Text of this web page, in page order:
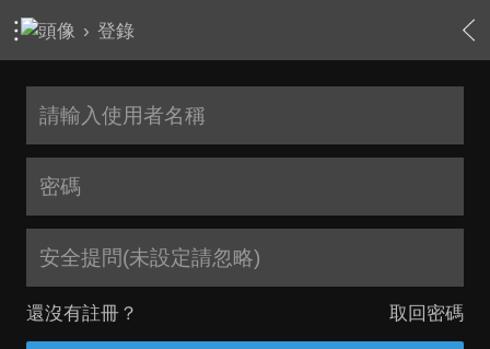
› 登錄
安全提問(未設定請忽略)
還沒有註冊？ 取回密碼